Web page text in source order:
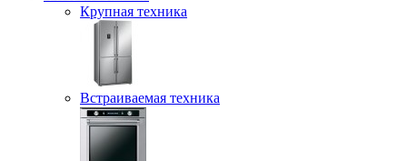
Крупная техника
Встраиваемая техника